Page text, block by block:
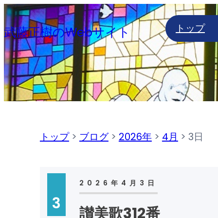
内
容
を
ス
キ
ッ
武藤正樹のWebサイト トップ
トップ> ブログ> 2026年> 4月 > 3日
3
2026年4月3日
讃美歌312番